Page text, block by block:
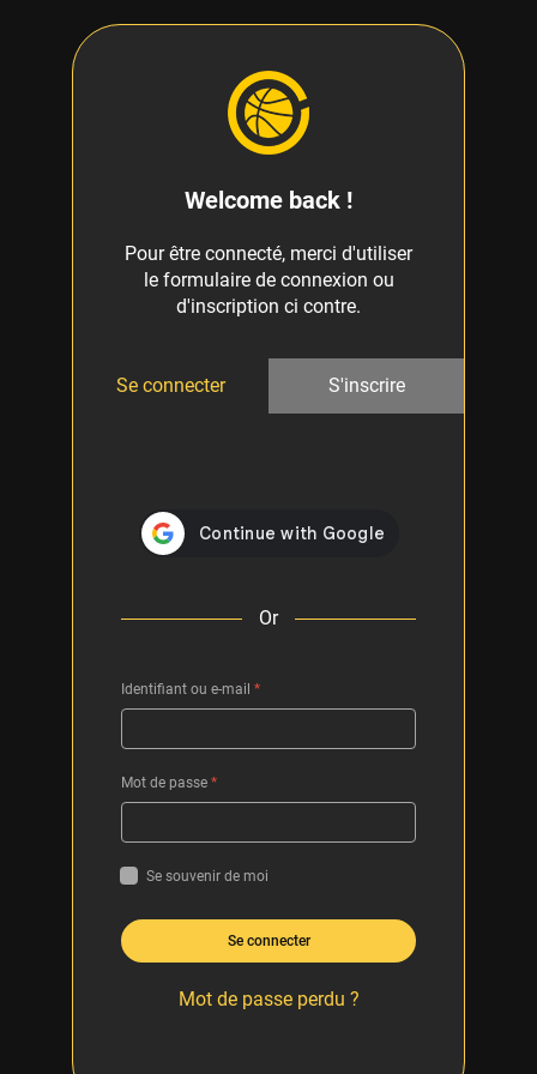
Welcome back !
Pour être connecté, merci d'utiliser
le formulaire de connexion ou
d'inscription ci contre.
Se connecter S'inscrire
Or
Identifiant ou e-mail *
Mot de passe *
Se souvenir de moi
Se connecter
Mot de passe perdu ?